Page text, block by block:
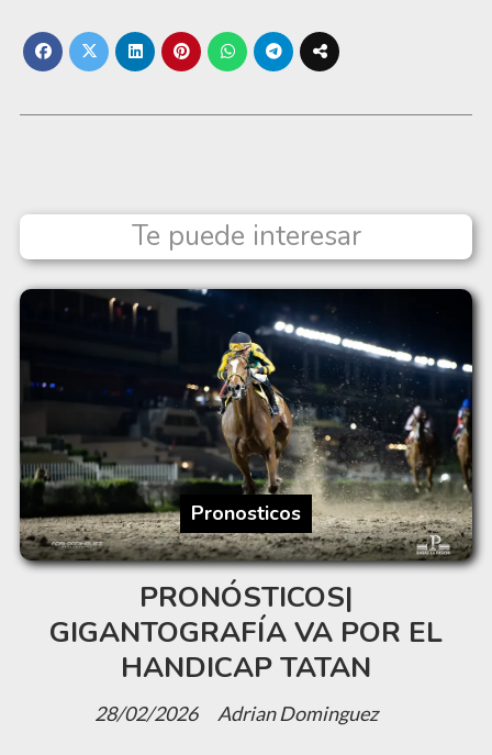
Te puede interesar
PRONÓSTICOS|
GIGANTOGRAFÍA VA POR EL
HANDICAP TATAN
Adrian Dominguez
Pronosticos
28/02/2026